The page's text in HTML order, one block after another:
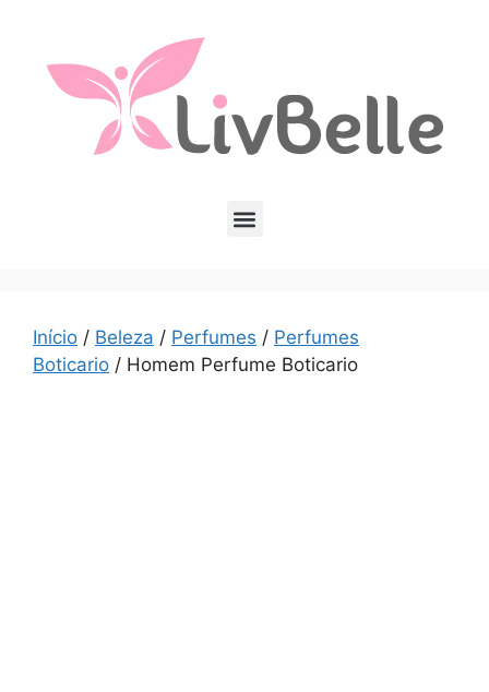
Início / Beleza / Perfumes / Perfumes
Boticario / Homem Perfume Boticario